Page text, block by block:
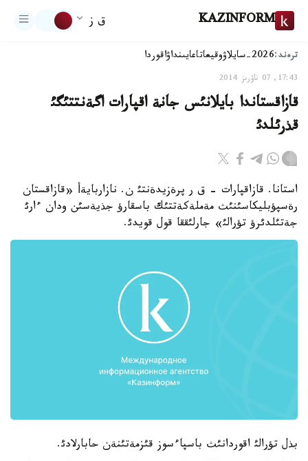
KAZINFORM ق ز
ترەند:2026-سايلاۋ وقيعاتاعايىنداۋاقوردا
17:43, 07 ناۋرىز 2014
قازاقستاندا بايلانئس جانة اقپارات اگةنتتئگئ
قذرئلدئ
استانا. قازاقپارات - ق ر پرةزيدةنتئ ن. نازاربايةأ «قازاقستان
رةسپؤبليكاسئنئث مةملةكةتتئك باسقارؤ جذيةسئن ودان ءارئ
جةتئلدئرؤ تؤرالئ» جارلئققا قول قويدئ.
بذل تؤرالئ اقوردانئث باسپاءسوز قئزمةتئنةن حابارلادئ.